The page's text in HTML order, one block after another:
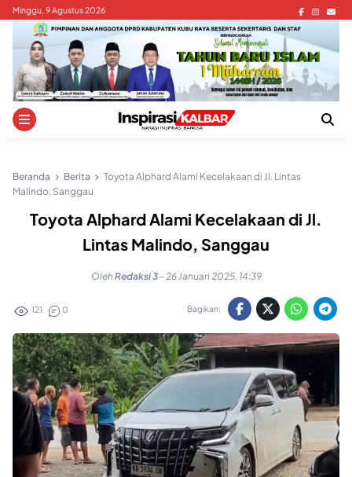
Skip
content
Minggu, 9 Agustus 2026
Beranda Berita
Toyota Alphard Alami Kecelakaan di Jl. Lintas
Malindo, Sanggau
Toyota Alphard Alami Kecelakaan di Jl.
Lintas Malindo, Sanggau
OlehRedaksi 3 - 26 Januari 2025, 14:39
121 0 Bagikan: